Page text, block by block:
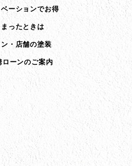
ーションでお得
ったときは
・店舗の塗装
ーンのご案内